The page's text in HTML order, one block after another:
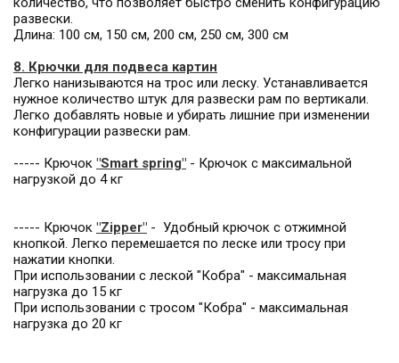
развески.
Длина: 100 см, 150 см, 200 см, 250 см, 300 см
8. Крючки для подвеса картин
Легко нанизываются на трос или леску. Устанавливается
нужное количество штук для развески рам по вертикали.
Легко добавлять новые и убирать лишние при изменении
конфигурации развески рам.
----- Крючок "Smart spring" - Крючок с максимальной
нагрузкой до 4 кг
----- Крючок "Zipper" - Удобный крючок с отжимной
кнопкой. Легко перемешается по леске или тросу при
нажатии кнопки.
При использовании с леской "Кобра" - максимальная
нагрузка до 15 кг
При использовании с тросом "Кобра" - максимальная
нагрузка до 20 кг